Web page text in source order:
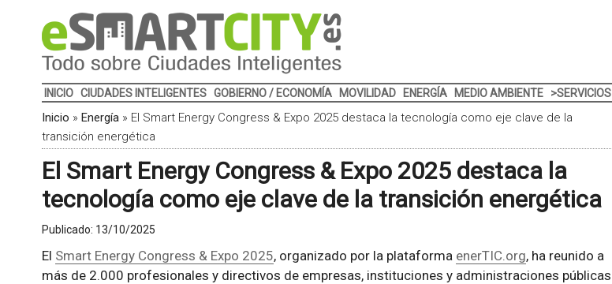
INICIO CIUDADES INTELIGENTES GOBIERNO / ECONOMÍA MOVILIDAD ENERGÍA MEDIO AMBIENTE >SERVICIOS
Inicio » Energía» El Smart Energy Congress & Expo 2025 destaca la tecnología como eje clave de la
transición energética
El Smart Energy Congress & Expo 2025 destaca la
tecnología como eje clave de la transición energética
Publicado: 13/10/2025
El Smart Energy Congress & Expo 2025, organizado por la plataforma enerTIC.org, ha reunido a
más de 2.000 profesionales y directivos de empresas, instituciones y administraciones públicas